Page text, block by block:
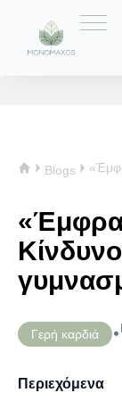
Blogs
Γερή καρδιά •
Περιεχόμενα